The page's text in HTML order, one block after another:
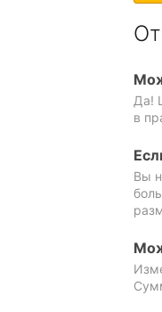
Да!
в
Вы